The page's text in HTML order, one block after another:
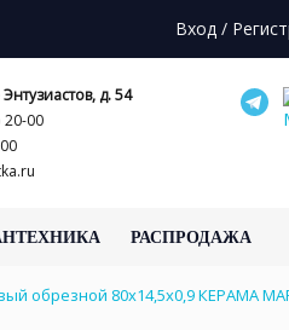
Вход /
д. 54
20-00
РАСПРОДАЖА
обрезной 80x14,5x0,9 КЕРАМА